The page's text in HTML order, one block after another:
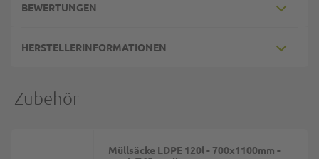
BEWERTUNGEN
HERSTELLERINFORMATIONEN
Zubehör
Müllsäcke LDPE 120l - 700x1100mm -